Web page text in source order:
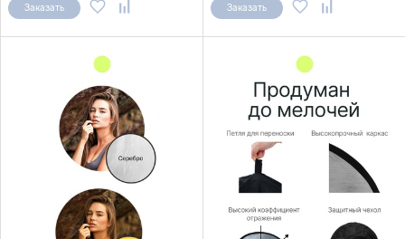
Заказать Заказать